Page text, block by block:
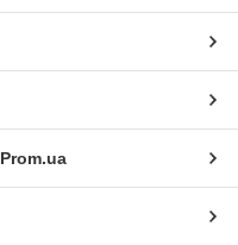
Prom.ua